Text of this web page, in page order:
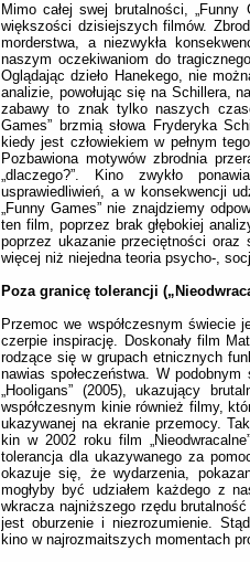
Mimo całej swej brutalności,
większości dzisiejszych filmów.
morderstwa, a niezwykła
naszym oczekiwaniom do
Oglądając dzieło Hanekego, nie
analizie, powołując się na Schillera,
zabawy to znak tylko naszych
Games” brzmią słowa Fryderyka
kiedy jest człowiekiem w pełnym
Pozbawiona motywów zbrodnia
„dlaczego?”. Kino zwykło
usprawiedliwień, a w konsekwencji
„Funny Games” nie znajdziemy
ten film, poprzez brak głębokiej
poprzez ukazanie przeciętności
więcej niż niejedna teoria psycho-,
Poza granicę tolerancji
Przemoc we współczesnym świecie
czerpie inspirację. Doskonały film
rodzące się w grupach etnicznych
nawias społeczeństwa. W
„Hooligans” (2005), ukazujący
współczesnym kinie również filmy,
ukazywanej na ekranie przemocy.
kin w 2002 roku film
tolerancja dla ukazywanego za
okazuje się, że wydarzenia,
mogłyby być udziałem każdego z
wkracza najniższego rzędu
jest oburzenie i niezrozumienie.
kino w najrozmaitszych momentach